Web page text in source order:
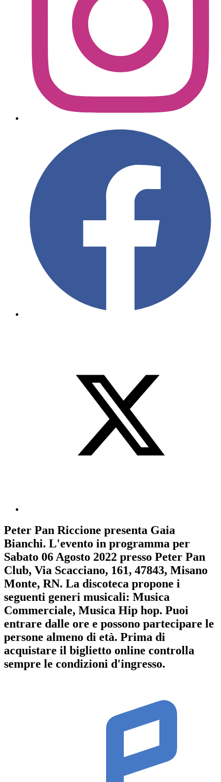
Peter Pan Riccione presenta Gaia
Bianchi. L'evento in programma per
Sabato 06 Agosto 2022 presso Peter Pan
Club, Via Scacciano, 161, 47843, Misano
Monte, RN. La discoteca propone i
seguenti generi musicali: Musica
Commerciale, Musica Hip hop. Puoi
entrare dalle ore e possono partecipare le
persone almeno di età. Prima di
acquistare il biglietto online controlla
sempre le condizioni d'ingresso.